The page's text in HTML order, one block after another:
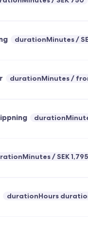
durationMinutes
durationMinutes
SEK 1,795
durationHours